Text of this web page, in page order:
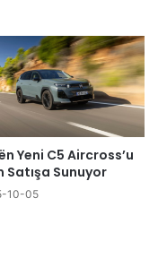
Yeni C5 Aircross’u
Satışa Sunuyor
10-05